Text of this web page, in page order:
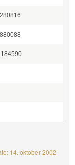
14. oktober 2002